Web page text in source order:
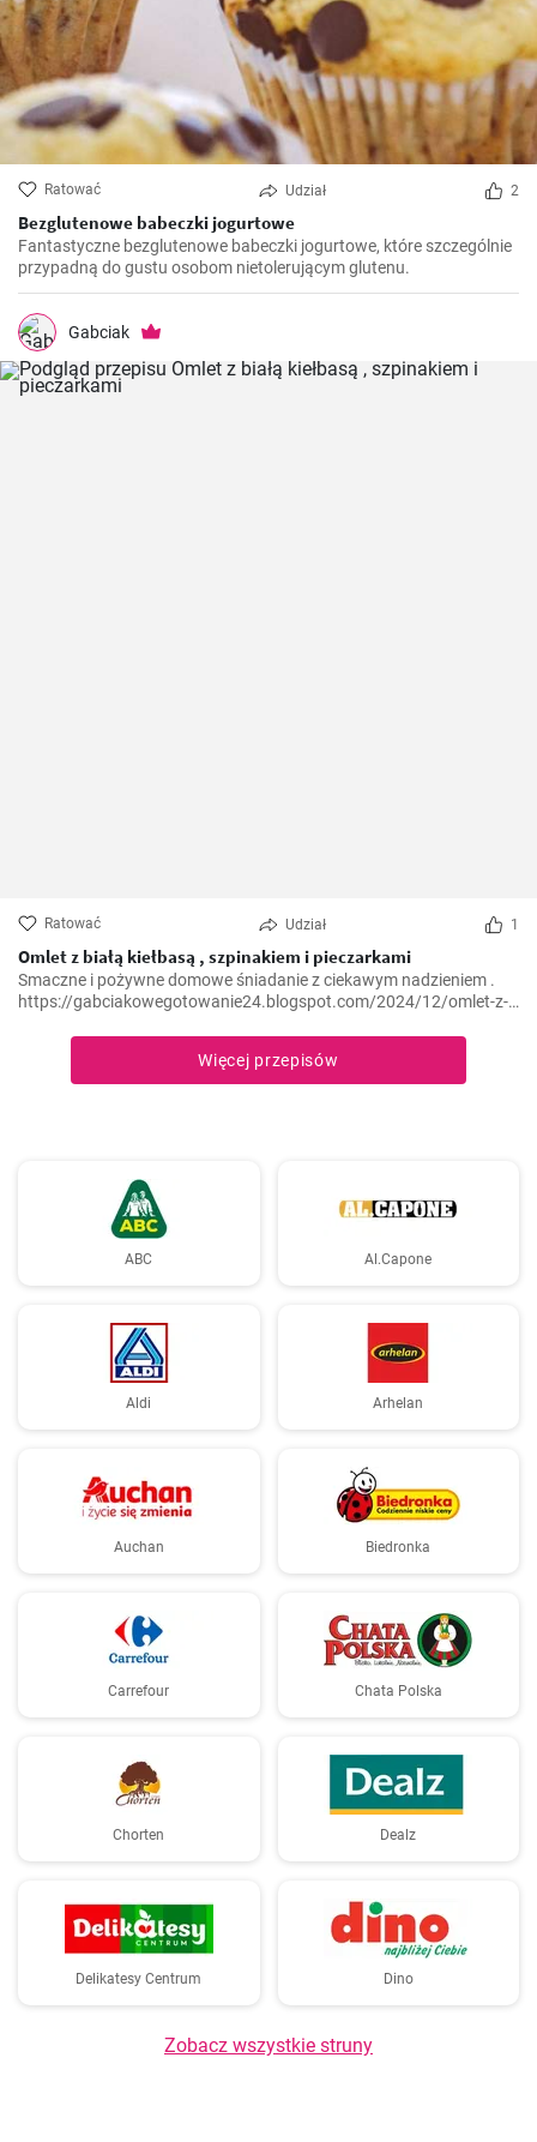
Ratować Udział 2
Bezglutenowe babeczki jogurtowe
Fantastyczne bezglutenowe babeczki jogurtowe, które szczególnie
przypadną do gustu osobom nietolerującym glutenu.
Gabciak
Ratować Udział 1
Omlet z białą kiełbasą , szpinakiem i pieczarkami
Smaczne i pożywne domowe śniadanie z ciekawym nadzieniem .
https://gabciakowegotowanie24.blogspot.com/2024/12/omlet-z-
Więcej przepisów
ABC Al.Capone
Aldi Arhelan
Auchan Biedronka
Carrefour Chata Polska
Chorten Dealz
Delikatesy Centrum Dino
Zobacz wszystkie struny